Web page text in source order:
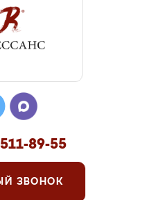
511-89-55
ЗВОНОК